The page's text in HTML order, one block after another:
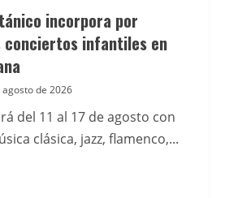
incorpora por
conciertos infantiles en
agosto de 2026
del 11 al 17 de agosto con
clásica, jazz, flamenco,...